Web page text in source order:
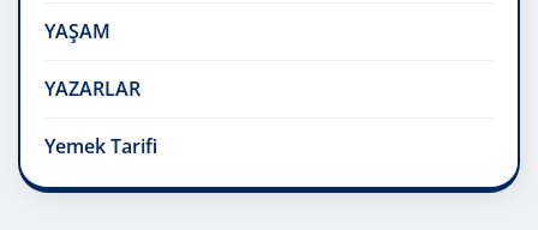
YAŞAM
YAZARLAR
Yemek Tarifi